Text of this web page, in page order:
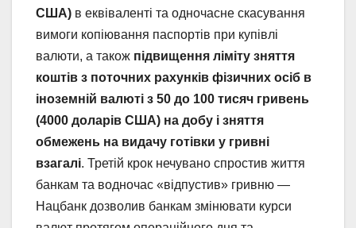
США) в еквіваленті та одночасне скасування
вимоги копіювання паспортів при купівлі
валюти, а також підвищення ліміту зняття
коштів з поточних рахунків фізичних осіб в
іноземній валюті з 50 до 100 тисяч гривень
(4000 доларів США) на добу і зняття
обмежень на видачу готівки у гривні
взагалі. Третій крок нечувано спростив життя
банкам та водночас «відпустив» гривню —
Нацбанк дозволив банкам змінювати курси